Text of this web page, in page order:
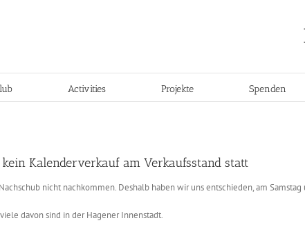
Activities Projekte Spenden
Kalenderverkauf am Verkaufsstand statt
nicht nachkommen. Deshalb haben wir uns entschieden, am Samstag
davon sind in der Hagener Innenstadt.